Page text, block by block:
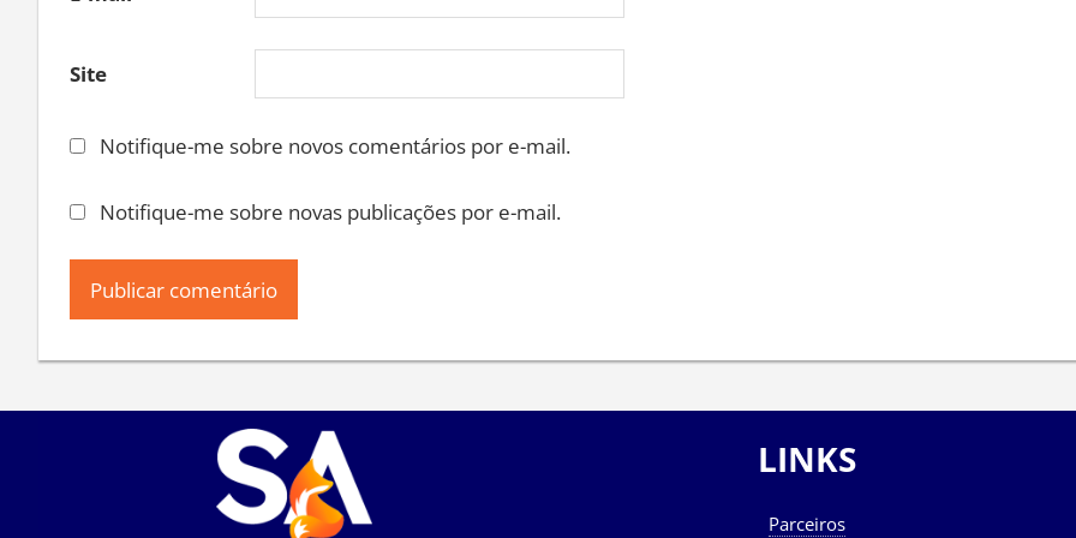
E-mail
Site
Notifique-me sobre novos comentários por e-mail.
Notifique-me sobre novas publicações por e-mail.
LINKS